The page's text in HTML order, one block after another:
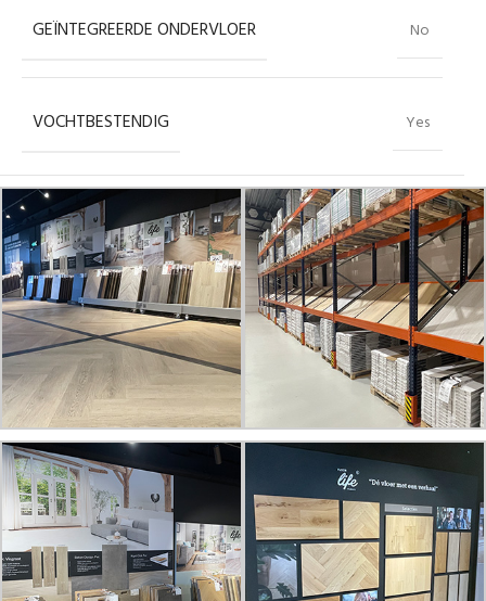
GEÏNTEGREERDE ONDERVLOER No
VOCHTBESTENDIG Yes